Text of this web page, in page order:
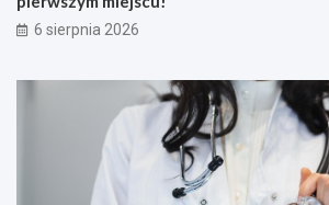
6 sierpnia 2026